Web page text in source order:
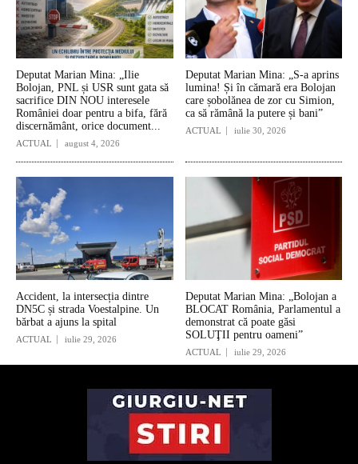
Deputat Marian Mina: „Ilie
Bolojan, PNL și USR sunt gata să
sacrifice DIN NOU interesele
României doar pentru a bifa, fără
discernământ, orice document...
ACTUAL august 4, 2026
Deputat Marian Mina: „S-a aprins
lumina! Și în cămară era Bolojan
care șobolănea de zor cu Simion,
ca să rămână la putere și bani”
ACTUAL iulie 30, 2026
Accident, la intersecția dintre
DN5C și strada Voestalpine. Un
bărbat a ajuns la spital
ACTUAL iulie 29, 2026
Deputat Marian Mina: „Bolojan a
BLOCAT România, Parlamentul a
demonstrat că poate găsi
SOLUŢII pentru oameni”
ACTUAL iulie 29, 2026